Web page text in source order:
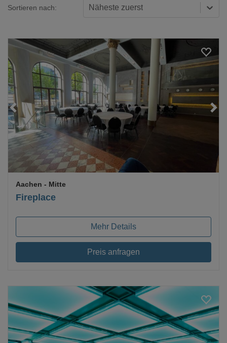
Sortieren nach: Näheste zuerst
Loading...
Fireplace
Aachen - Mitte
Mehr Details
Preis anfragen